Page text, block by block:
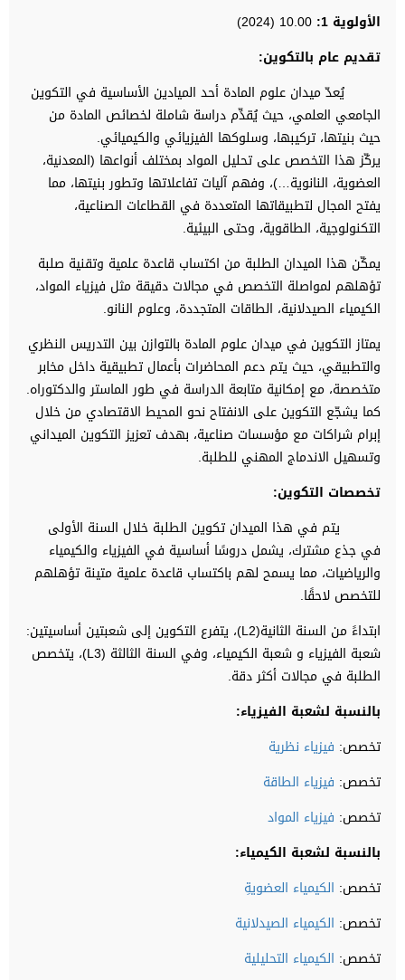
الأولوية 1:
تقديم عام بالتكوين:
يُعدّ ميدان علوم المادة أحد الميادين الأساسية في التكوين
الجامعي العلمي، حيث يُقدِّم دراسة شاملة لخصائص المادة من
حيث بنيتها، تركيبها، وسلوكها الفيزيائي والكيميائي.
يركّز هذا التخصص على تحليل المواد بمختلف أنواعها (المعدنية،
العضوية، النانوية…)، وفهم آليات تفاعلاتها وتطور بنيتها، مما
يفتح المجال لتطبيقاتها المتعددة في القطاعات الصناعية،
التكنولوجية، الطاقوية، وحتى البيئية.
يمكّن هذا الميدان الطلبة من اكتساب قاعدة علمية وتقنية صلبة
تؤهلهم لمواصلة التخصص في مجالات دقيقة مثل فيزياء المواد،
الكيمياء الصيدلانية، الطاقات المتجددة، وعلوم النانو.
يمتاز التكوين في ميدان علوم المادة بالتوازن بين التدريس النظري
والتطبيقي، حيث يتم دعم المحاضرات بأعمال تطبيقية داخل مخابر
متخصصة، مع إمكانية متابعة الدراسة في طور الماستر والدكتوراه.
كما يشجّع التكوين على الانفتاح نحو المحيط الاقتصادي من خلال
إبرام شراكات مع مؤسسات صناعية، بهدف تعزيز التكوين الميداني
وتسهيل الاندماج المهني للطلبة.
تخصصات التكوين:
يتم في هذا الميدان تكوين الطلبة خلال السنة الأولى
في جذع مشترك، يشمل دروسًا أساسية في الفيزياء والكيمياء
والرياضيات، مما يسمح لهم باكتساب قاعدة علمية متينة تؤهلهم
للتخصص لاحقًا.
ابتداءً من السنة الثانية(L2)، يتفرع التكوين إلى شعبتين أساسيتين:
شعبة الفيزياء و شعبة الكيمياء، وفي السنة الثالثة (L3)، يتخصص
الطلبة في مجالات أكثر دقة.
بالنسبة لشعبة الفيزياء:
تخصص: فيزياء نظرية
تخصص: فيزياء الطاقة
تخصص: فيزياء المواد
بالنسبة لشعبة الكيمياء:
تخصص: الكيمياء العضويةِ
تخصص: الكيمياء الصيدلانية
تخصص: الكيمياء التحليلية